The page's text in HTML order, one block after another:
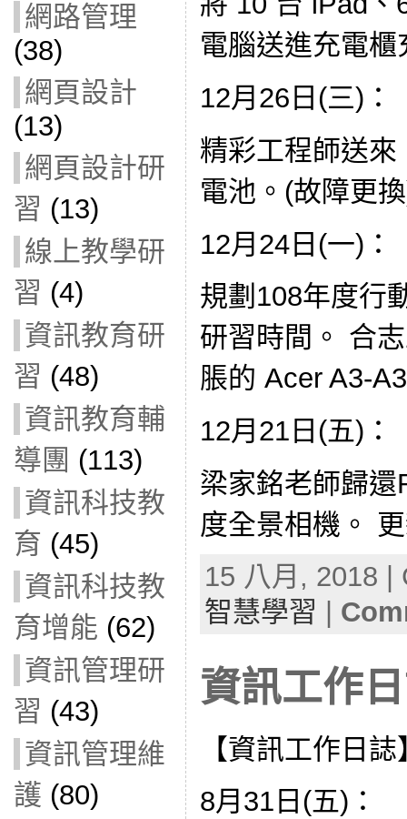
網路管理
(38)
網頁設計
(13)
網頁設計研
習 (13)
線上教學研
習 (4)
資訊教育研
習 (48)
資訊教育輔
導團 (113)
資訊科技教
育 (45)
資訊科技教
育增能 (62)
資訊管理研
習 (43)
資訊管理維
護 (80)
電腦送進充電櫃
12月26日(三)：
精彩工程師送
電池。(故障更
12月24日(一)：
規劃108年度行
研習時間。 合
脹的 Acer A3-
12月21日(五)：
梁家銘老師歸還
度全景相機。
15 八月, 2018
智慧學習 |
資訊工作
【資訊工作日
8月31日(五)：